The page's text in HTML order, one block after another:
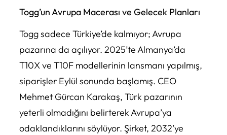
Togg’un Avrupa Macerası ve Gelecek Planları
Togg sadece Türkiye’de kalmıyor; Avrupa
pazarına da açılıyor. 2025’te Almanya’da
T10X ve T10F modellerinin lansmanı yapılmış,
siparişler Eylül sonunda başlamış. CEO
Mehmet Gürcan Karakaş, Türk pazarının
yeterli olmadığını belirterek Avrupa’ya
odaklandıklarını söylüyor. Şirket, 2032’ye